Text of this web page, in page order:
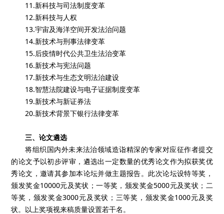
11.新科技与司法制度变革
12.新科技与人权
13.宇宙及海洋空间开发法治问题
14.新技术与刑事法律变革
15.后疫情时代公共卫生法治变革
16.新技术与宪法问题
17.新技术与生态文明法治建设
18.智慧法院建设与电子证据制度变革
19.新技术与新证券法
20.新技术背景下银行法律变革
三、论文遴选
将组织国内外未来法治领域造诣精深的专家对应征作者提交
的论文予以初步评审，遴选出一定数量的优秀论文作为拟获奖优
秀论文，邀请其参加本论坛并做主题报告。此次论坛设特等奖，
颁发奖金10000元及奖状；一等奖，颁发奖金5000元及奖状；二
等奖，颁发奖金3000元及奖状；三等奖，颁发奖金1000元及奖
状。以上奖项视来稿质量设置若干名。